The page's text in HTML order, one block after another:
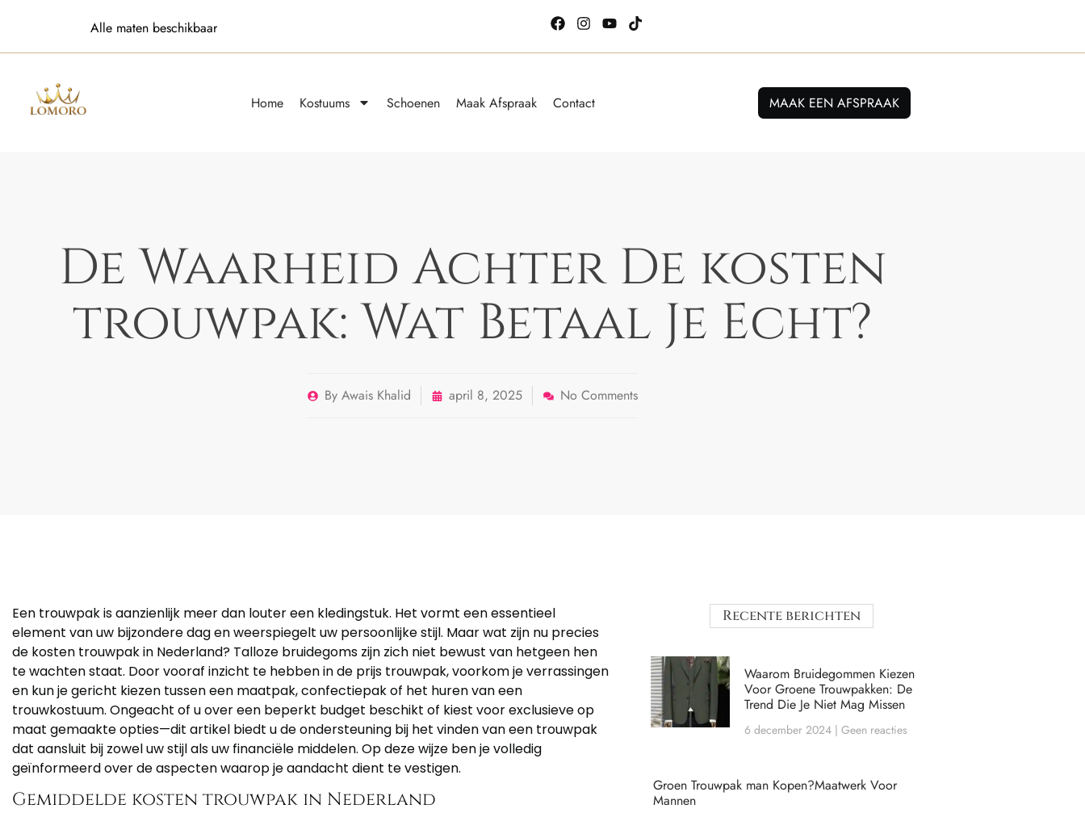
Alle maten beschikbaar
Home Kostuums Schoenen Maak Afspraak Contact MAAK EEN AFSPRAAK
De Waarheid Achter De kosten
trouwpak: Wat Betaal Je Echt?
ByAwais Khalid april 8, 2025 No Comments
Een trouwpak is aanzienlijk meer dan louter een kledingstuk. Het vormt een essentieel
element van uw bijzondere dag en weerspiegelt uw persoonlijke stijl. Maar wat zijn nu precies
de kosten trouwpak in Nederland? Talloze bruidegoms zijn zich niet bewust van hetgeen hen
te wachten staat. Door vooraf inzicht te hebben in de prijs trouwpak, voorkom je verrassingen
en kun je gericht kiezen tussen een maatpak, confectiepak of het huren van een
trouwkostuum. Ongeacht of u over een beperkt budget beschikt of kiest voor exclusieve op
maat gemaakte opties—dit artikel biedt u de ondersteuning bij het vinden van een trouwpak
dat aansluit bij zowel uw stijl als uw financiële middelen. Op deze wijze ben je volledig
geïnformeerd over de aspecten waarop je aandacht dient te vestigen.
Gemiddelde kosten trouwpak in Nederland
Recente berichten
Waarom Bruidegommen Kiezen
Voor Groene Trouwpakken: De
Trend Die Je Niet Mag Missen
6 december 2024 Geen reacties
Groen Trouwpak man Kopen?Maatwerk Voor
Mannen